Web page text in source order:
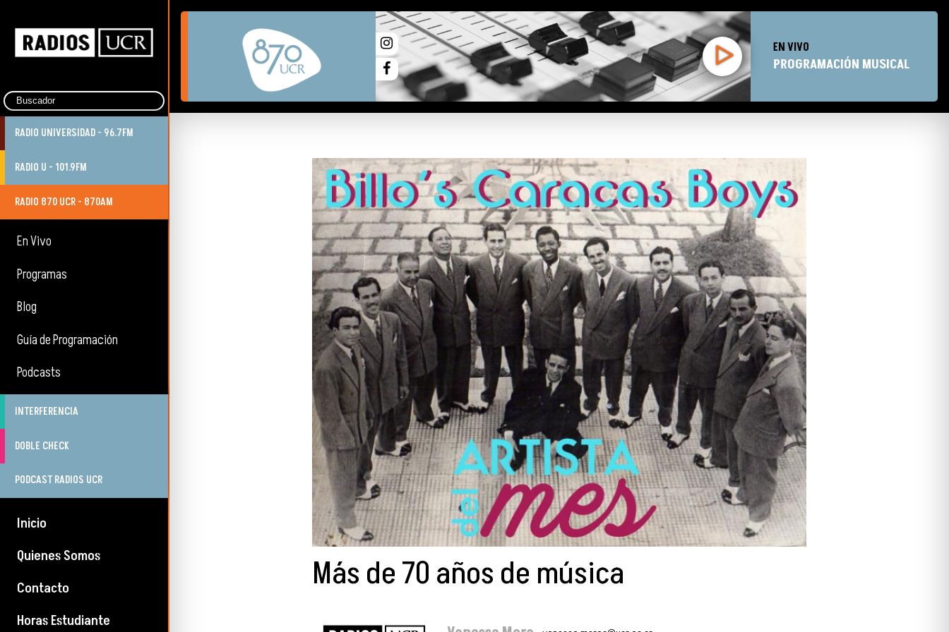
RADIO UNIVERSIDAD - 96.7FM
RADIO U - 101.9FM
RADIO 870 UCR - 870AM
En Vivo
Programas
Blog
Guía de Programación
Podcasts
INTERFERENCIA
DOBLE CHECK
PODCAST RADIOS UCR
Inicio
Quienes Somos
Contacto
Horas Estudiante
EN VIVO
PROGRAMACIÓN MUSICAL
Más de 70 años de música